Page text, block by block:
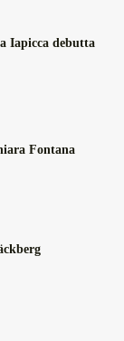
Iapicca debutta
Fontana